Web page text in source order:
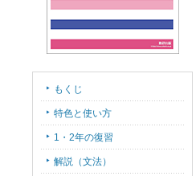
もくじ
特色と使い方
1・2年の復習
解説（文法）